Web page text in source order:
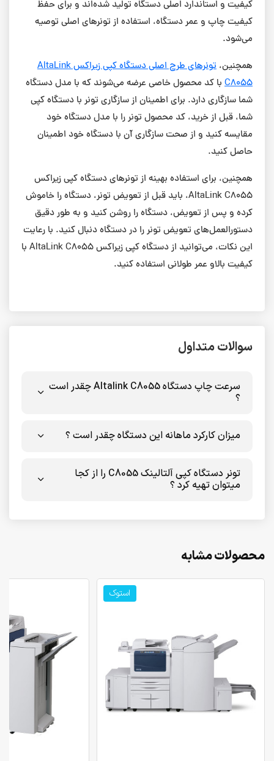
کیفیت و استاندارد اصلی دستگاه تولید شده‌اند و برای حفظ
کیفیت چاپ و عمر دستگاه، استفاده از تونرهای اصلی توصیه
می‌شود.
همچنین،
تونرهای طرح اصلی دستگاه کپی زیراکس AltaLink
C8055 با کد محصول خاصی عرضه می‌شوند که با مدل دستگاه
شما سازگاری دارد. برای اطمینان از سازگاری تونر با دستگاه کپی
شما، قبل از خرید، کد محصول تونر را با مدل دستگاه خود
مقایسه کنید و از صحت سازگاری آن با دستگاه خود اطمینان
حاصل کنید.
همچنین، برای استفاده بهینه از تونرهای دستگاه کپی زیراکس
AltaLink C8055، باید قبل از تعویض تونر، دستگاه را خاموش
کرده و پس از تعویض، دستگاه را روشن کنید و به طور دقیق
دستورالعمل‌های تعویض تونر را در دستگاه دنبال کنید. با رعایت
این نکات، می‌توانید از دستگاه کپی زیراکس AltaLink C8055 با
کیفیت بالاو عمر طولانی استفاده کنید.
سوالات متداول
سرعت چاپ دستگاه Altalink C8055 چقدر است
؟
میزان کارکرد ماهانه این دستگاه چقدر است ؟
تونر دستگاه کپی آلتالینک C8055 را از کجا
میتوان تهیه کرد ؟
محصولات مشابه
استوک